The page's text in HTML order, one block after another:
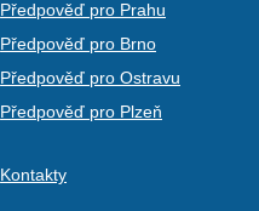
Předpověď pro Prahu
Předpověď pro Brno
Předpověď pro Ostravu
Předpověď pro Plzeň
Kontakty